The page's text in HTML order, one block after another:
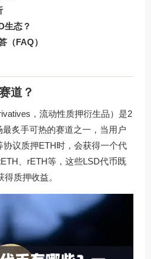
生态？
（FAQ）
道？
，流动性质押衍生品）是2
炙手可热的赛道之一，当用户
协议质押ETH时，会获得一个代
、rETH等，这些LSD代币既
质押收益。